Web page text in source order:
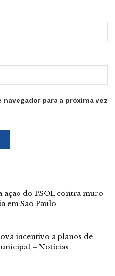
para a próxima vez
ação do PSOL contra muro
em São Paulo
incentivo a planos de
– Notícias